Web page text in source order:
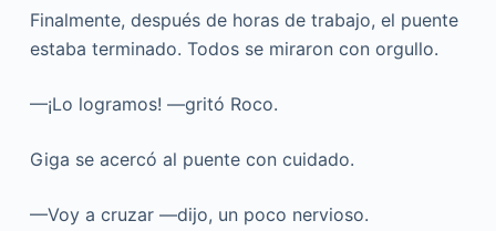
Finalmente, después de horas de trabajo, el puente
estaba terminado. Todos se miraron con orgullo.
—¡Lo logramos! —gritó Roco.
Giga se acercó al puente con cuidado.
—Voy a cruzar —dijo, un poco nervioso.